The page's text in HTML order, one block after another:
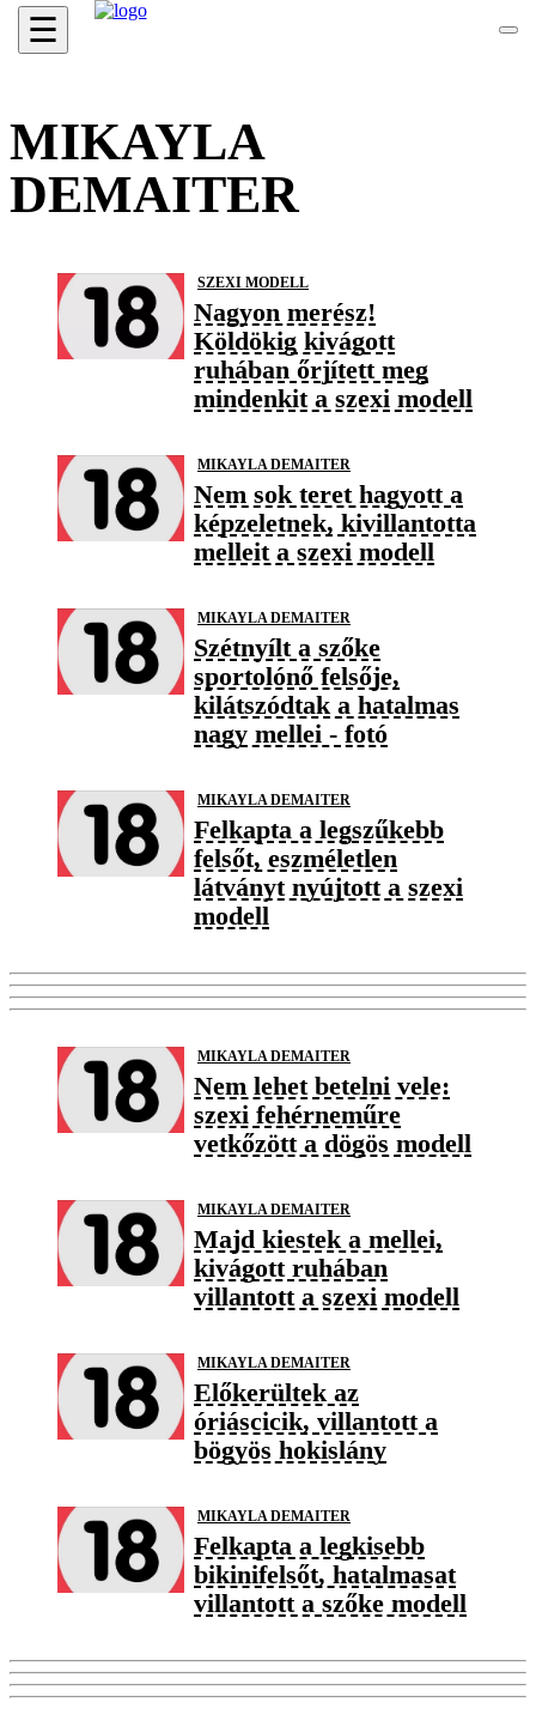
☰
MIKAYLA
DEMAITER
SZEXI MODELL
Nagyon merész!
Köldökig kivágott
ruhában őrjített meg
mindenkit a szexi modell
MIKAYLA DEMAITER
Nem sok teret hagyott a
képzeletnek, kivillantotta
melleit a szexi modell
MIKAYLA DEMAITER
Szétnyílt a szőke
sportolónő felsője,
kilátszódtak a hatalmas
nagy mellei - fotó
MIKAYLA DEMAITER
Felkapta a legszűkebb
felsőt, eszméletlen
látványt nyújtott a szexi
modell
MIKAYLA DEMAITER
Nem lehet betelni vele:
szexi fehérneműre
vetkőzött a dögös modell
MIKAYLA DEMAITER
Majd kiestek a mellei,
kivágott ruhában
villantott a szexi modell
MIKAYLA DEMAITER
Előkerültek az
óriáscicik, villantott a
bögyös hokislány
MIKAYLA DEMAITER
Felkapta a legkisebb
bikinifelsőt, hatalmasat
villantott a szőke modell